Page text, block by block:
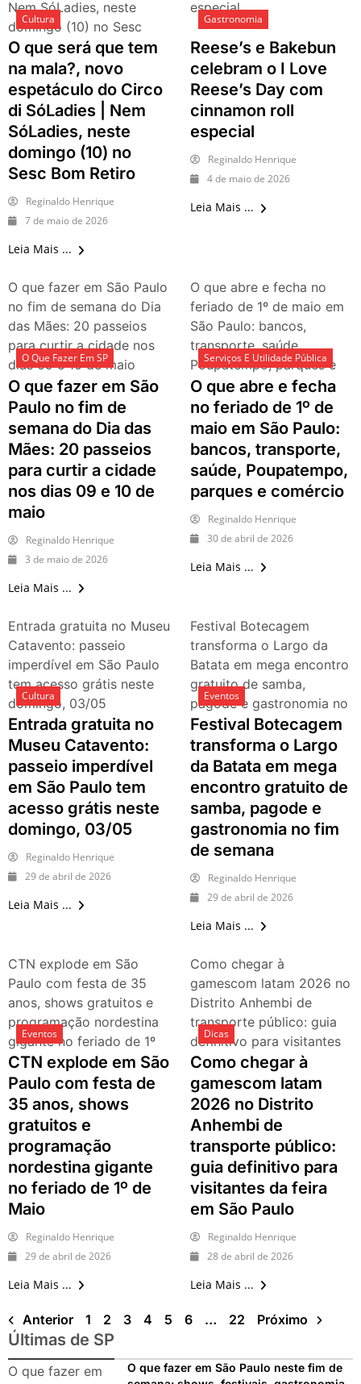
Nem SóLadies, neste
domingo (10) no Sesc
Bom Retiro
Cultura
O que será que tem
na mala?, novo
espetáculo do Circo
di SóLadies | Nem
SóLadies, neste
domingo (10) no
Sesc Bom Retiro
Reginaldo Henrique
7 de maio de 2026
Leia Mais ...
especial
Gastronomia
Reese’s e Bakebun
celebram o I Love
Reese’s Day com
cinnamon roll
especial
Reginaldo Henrique
4 de maio de 2026
Leia Mais ...
O que fazer em São Paulo
no fim de semana do Dia
das Mães: 20 passeios
para curtir a cidade nos
dias 09 e 10 de maio
O Que Fazer Em SP
O que fazer em São
Paulo no fim de
semana do Dia das
Mães: 20 passeios
para curtir a cidade
nos dias 09 e 10 de
maio
Reginaldo Henrique
3 de maio de 2026
Leia Mais ...
O que abre e fecha no
feriado de 1º de maio em
São Paulo: bancos,
transporte, saúde,
Poupatempo, parques e
comércio
Serviços E Utilidade Pública
O que abre e fecha
no feriado de 1º de
maio em São Paulo:
bancos, transporte,
saúde, Poupatempo,
parques e comércio
Reginaldo Henrique
30 de abril de 2026
Leia Mais ...
Entrada gratuita no Museu
Catavento: passeio
imperdível em São Paulo
tem acesso grátis neste
domingo, 03/05
Cultura
Entrada gratuita no
Museu Catavento:
passeio imperdível
em São Paulo tem
acesso grátis neste
domingo, 03/05
Reginaldo Henrique
29 de abril de 2026
Leia Mais ...
Festival Botecagem
transforma o Largo da
Batata em mega encontro
gratuito de samba,
pagode e gastronomia no
fim de semana
Eventos
Festival Botecagem
transforma o Largo
da Batata em mega
encontro gratuito de
samba, pagode e
gastronomia no fim
de semana
Reginaldo Henrique
29 de abril de 2026
Leia Mais ...
CTN explode em São
Paulo com festa de 35
anos, shows gratuitos e
programação nordestina
gigante no feriado de 1º
de Maio
Eventos
CTN explode em São
Paulo com festa de
35 anos, shows
gratuitos e
programação
nordestina gigante
no feriado de 1º de
Maio
Reginaldo Henrique
29 de abril de 2026
Leia Mais ...
Como chegar à
gamescom latam 2026 no
Distrito Anhembi de
transporte público: guia
definitivo para visitantes
da feira em São Paulo
Dicas
Como chegar à
gamescom latam
2026 no Distrito
Anhembi de
transporte público:
guia definitivo para
visitantes da feira
em São Paulo
Reginaldo Henrique
28 de abril de 2026
Leia Mais ...
Anterior 1 2 3 4 5 6 … 22 Próximo
Últimas de SP
O que fazer em
O que fazer em São Paulo neste fim de